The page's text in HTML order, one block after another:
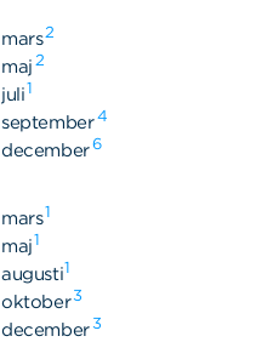
mars2
maj 2
juli1
september4
december6
mars1
maj1
augusti1
oktober3
december3